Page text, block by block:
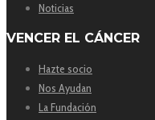
Noticias
VENCER EL CÁNCER
Hazte socio
Nos Ayudan
La Fundación